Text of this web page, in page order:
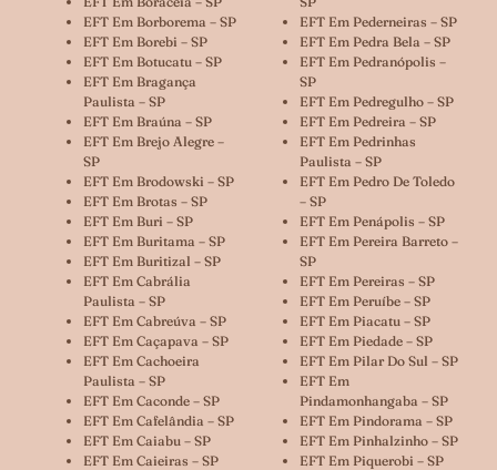
EFT Em Borborema – SP
EFT Em Borebi – SP
EFT Em Botucatu – SP
EFT Em Bragança
Paulista – SP
EFT Em Braúna – SP
EFT Em Brejo Alegre –
SP
EFT Em Brodowski – SP
EFT Em Brotas – SP
EFT Em Buri – SP
EFT Em Buritama – SP
EFT Em Buritizal – SP
EFT Em Cabrália
Paulista – SP
EFT Em Cabreúva – SP
EFT Em Caçapava – SP
EFT Em Cachoeira
Paulista – SP
EFT Em Caconde – SP
EFT Em Cafelândia – SP
EFT Em Caiabu – SP
EFT Em Caieiras – SP
EFT Em Pederneiras – SP
EFT Em Pedra Bela – SP
EFT Em Pedranópolis –
SP
EFT Em Pedregulho – SP
EFT Em Pedreira – SP
EFT Em Pedrinhas
Paulista – SP
EFT Em Pedro De Toledo
– SP
EFT Em Penápolis – SP
EFT Em Pereira Barreto –
SP
EFT Em Pereiras – SP
EFT Em Peruíbe – SP
EFT Em Piacatu – SP
EFT Em Piedade – SP
EFT Em Pilar Do Sul – SP
EFT Em
Pindamonhangaba – SP
EFT Em Pindorama – SP
EFT Em Pinhalzinho – SP
EFT Em Piquerobi – SP